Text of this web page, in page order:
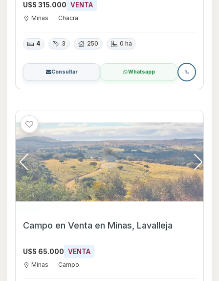
U$S 315.000 VENTA
Minas Chacra
4 3 250 0 ha
Consultar Whatsapp
Campo en Venta en Minas, Lavalleja
U$S 65.000 VENTA
Minas Campo